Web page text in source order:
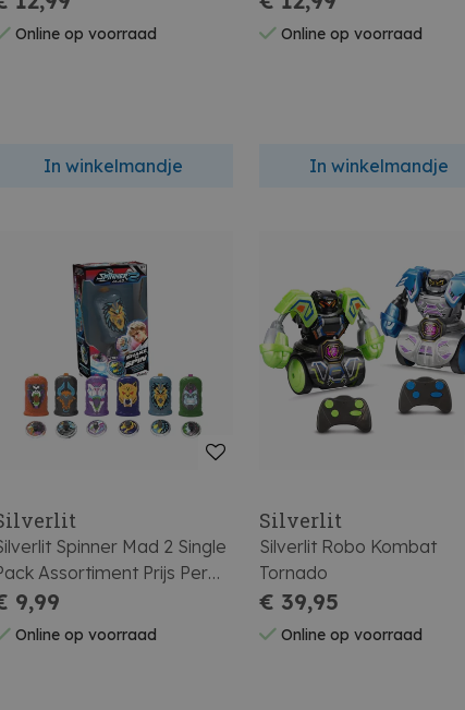
Online op voorraad
In winkelmandje
Online op voorraad
In winkelmandje
Spinner Mad 2 Single
Assortiment Prijs Per
9,99
Online op voorraad
Silverlit
Silverlit Robo Kombat
Tornado
€ 39,95
Online op voorraad